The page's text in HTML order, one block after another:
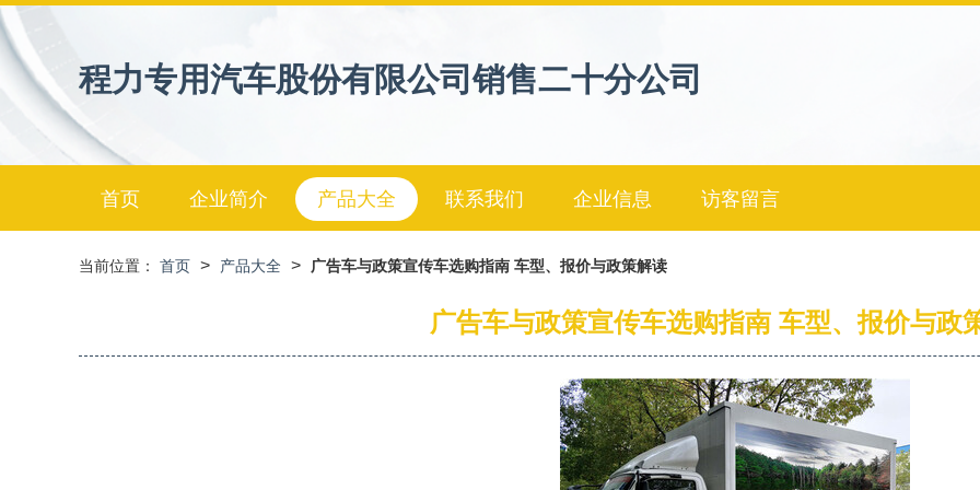
程力专用汽车股份有限公司销售二十分公司
首页 企业简介 产品大全 联系我们 企业信息 访客留言
当前位置： 首页 > 产品大全 > 广告车与政策宣传车选购指南 车型、报价与政策解读
广告车与政策宣传车选购指南 车型、报价与政